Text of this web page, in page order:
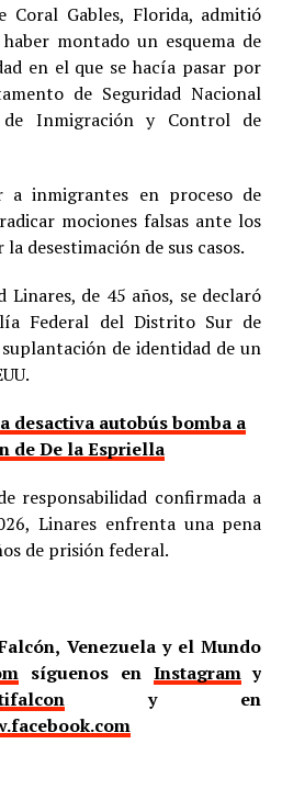
Coral Gables, Florida, admitió
montado un esquema de
en el que se hacía pasar por
de Seguridad Nacional
Inmigración y Control de
a inmigrantes en proceso de
mociones falsas ante los
desestimación de sus casos.
Linares, de 45 años, se declaró
Federal del Distrito Sur de
de identidad de un
desactiva autobús bomba a
de De la Espriella
responsabilidad confirmada a
Linares enfrenta una pena
de prisión federal.
Venezuela y el Mundo
síguenos en Instagramy
y en